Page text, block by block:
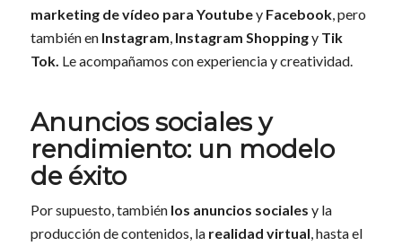
marketing de vídeo para Youtubey Facebook, pero
también en Instagram Instagram Shoppingy Tik
Tok. Le acompañamos con experiencia y creatividad.
Anuncios sociales y
rendimiento: un modelo
de éxito
Por supuesto, también los anuncios sociales y la
producción de contenidos, la realidad virtual , hasta el